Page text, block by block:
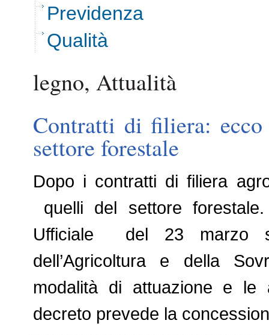
Previdenza
Qualità
legno, Attualità
Contratti di filiera:
settore forestale
Dopo i contratti di filiera
quelli del settore
Ufficiale del 23 marzo
dell’Agricoltura e della
modalità di attuazione e le
decreto prevede la